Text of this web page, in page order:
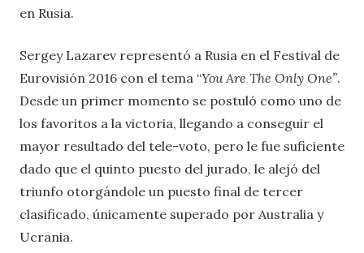
en Rusia.
Sergey Lazarev representó a Rusia en el Festival de
Eurovisión 2016 con el tema “You Are The Only One”.
Desde un primer momento se postuló como uno de
los favoritos a la victoria, llegando a conseguir el
mayor resultado del tele-voto, pero le fue suficiente
dado que el quinto puesto del jurado, le alejó del
triunfo otorgándole un puesto final de tercer
clasificado, únicamente superado por Australia y
Ucrania.